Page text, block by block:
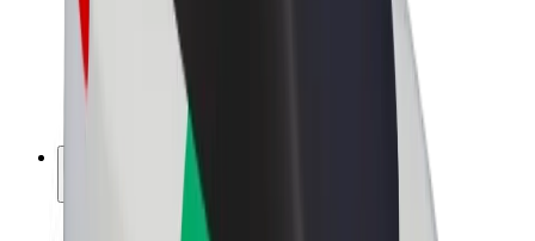
Bolt Food -kauppiaat